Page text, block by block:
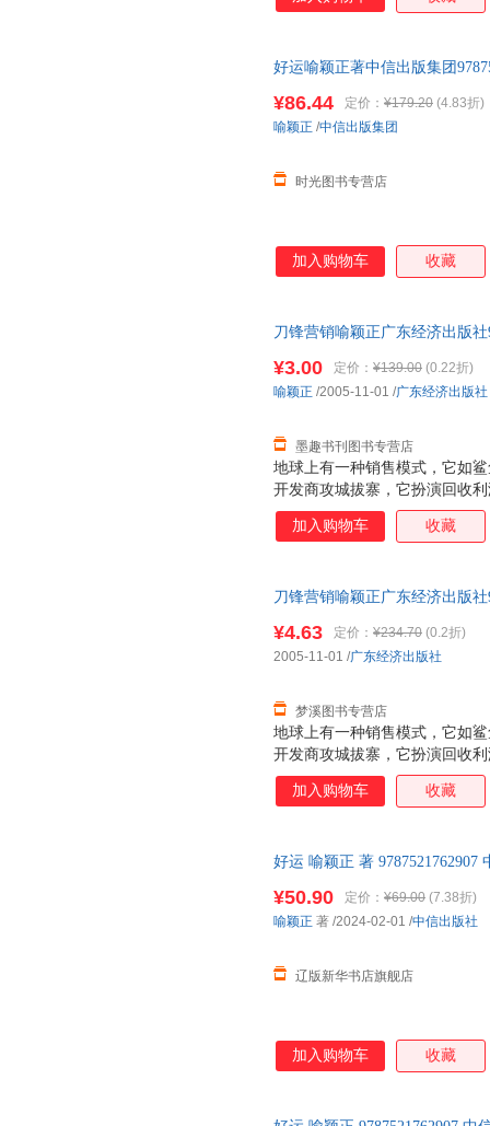
好运喻颖正著中信出版集团
¥86.44 定价： ¥179.20 (4.83折)
时光图书专营店
喻颖正 /中信出版集团
加入购物车 收藏
刀锋营销喻颖正广东经济出版
地球上有一种销售模式，它如
开发商攻城拔寨，它扮演回收
军，它就是——刀锋营销。 本
理隐形冠军之谜！ 他们是中国
个原本不可能的只属于冠军的
¥3.00 定价： ¥139.00 (0.22折)
墨趣书刊图书专营店
喻颖正 /2005-11-01 /广东经济出版社
加入购物车 收藏
刀锋营销喻颖正广东经济出版
地球上有一种销售模式，它如
开发商攻城拔寨，它扮演回收
军，它就是——刀锋营销。 本
理隐形冠军之谜！ 他们是中国
个原本不可能的只属于冠军的
¥4.63 定价： ¥234.70 (0.2折)
梦溪图书专营店
2005-11-01 /广东经济出版社
加入购物车 收藏
好运 喻颖正 著
¥50.90 定价： ¥69.00 (7.38折)
辽版新华书店旗舰店
喻颖正 著 /2024-02-01 /中信出版社
加入购物车 收藏